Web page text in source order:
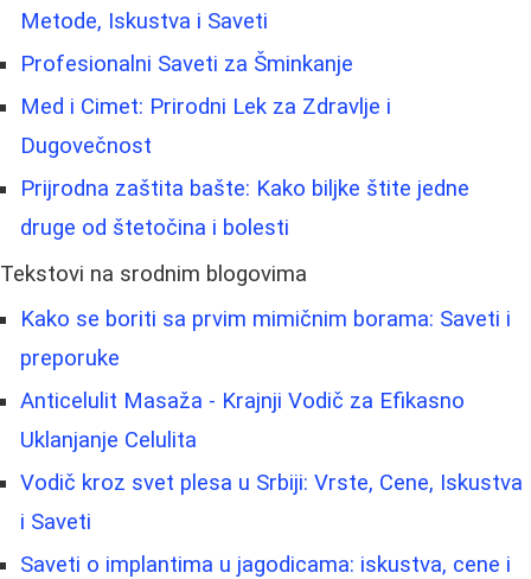
Metode, Iskustva i Saveti
Profesionalni Saveti za Šminkanje
Med i Cimet: Prirodni Lek za Zdravlje i
Dugovečnost
Prijrodna zaštita bašte: Kako biljke štite jedne
druge od štetočina i bolesti
Tekstovi na srodnim blogovima
Kako se boriti sa prvim mimičnim borama: Saveti i
preporuke
Anticelulit Masaža - Krajnji Vodič za Efikasno
Uklanjanje Celulita
Vodič kroz svet plesa u Srbiji: Vrste, Cene, Iskustva
i Saveti
Saveti o implantima u jagodicama: iskustva, cene i